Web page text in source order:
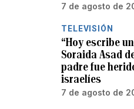
7 de agosto de
TELEVISIÓN
“Hoy escribe
Soraida Asad
padre fue
israelíes
7 de agosto de